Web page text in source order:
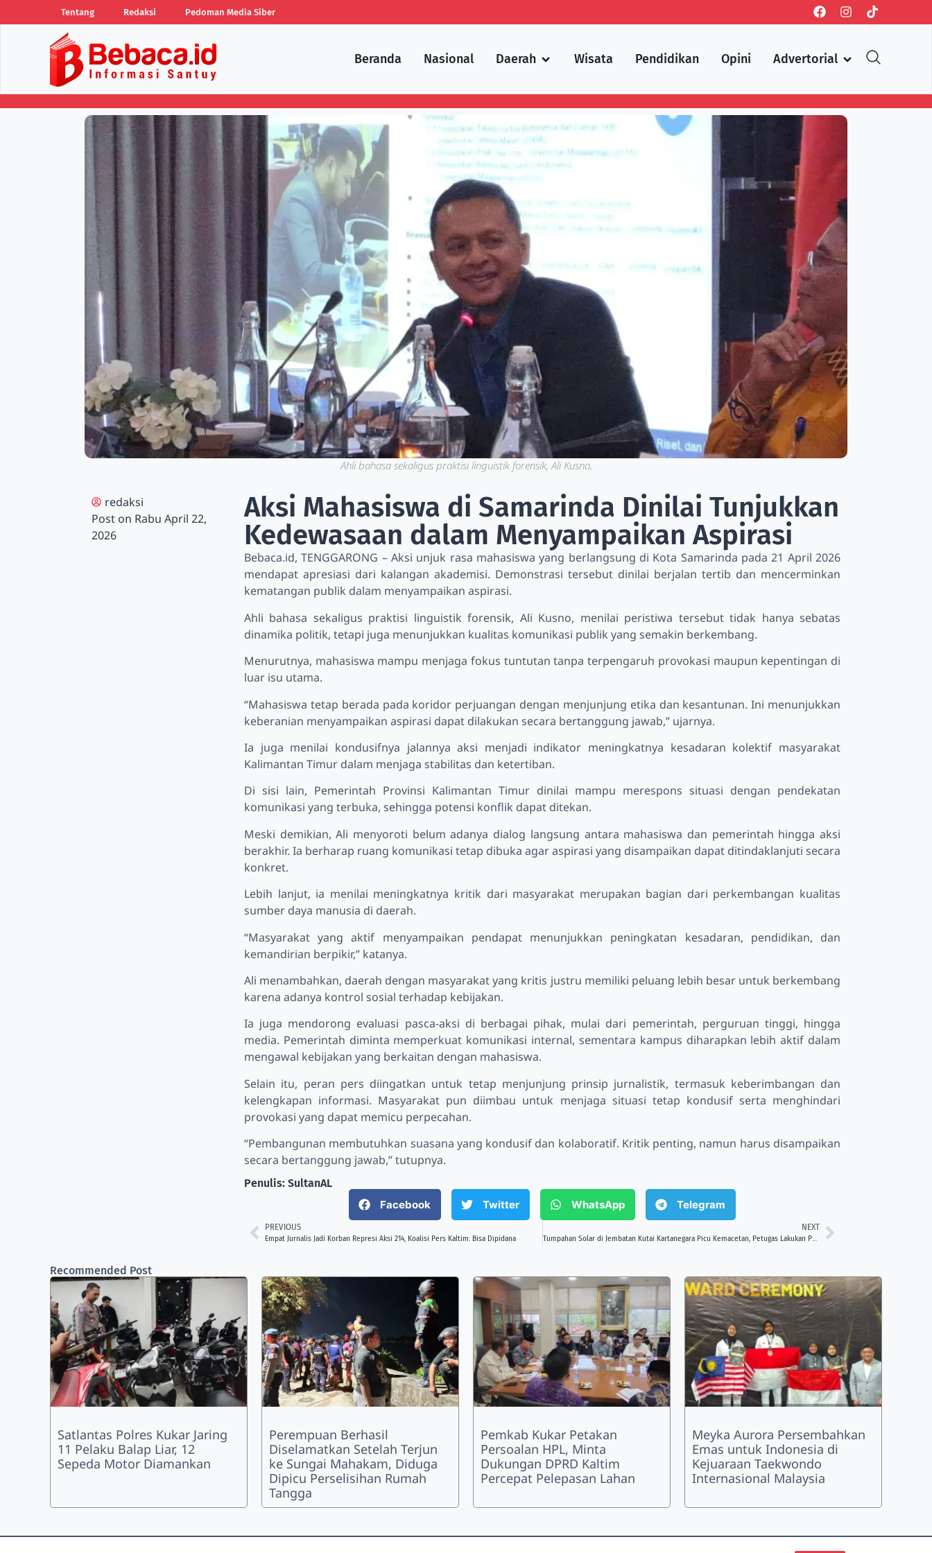
Tentang Redaksi Pedoman Media Siber
Beranda Nasional Daerah Wisata Pendidikan Opini Advertorial
Ahli bahasa sekaligus praktisi linguistik forensik, Ali Kusno,
redaksi
Post on Rabu April 22,
2026
Aksi Mahasiswa di Samarinda Dinilai Tunjukkan
Kedewasaan dalam Menyampaikan Aspirasi
Bebaca.id, TENGGARONG – Aksi unjuk rasa mahasiswa yang berlangsung di Kota Samarinda pada 21 April 2026
mendapat apresiasi dari kalangan akademisi. Demonstrasi tersebut dinilai berjalan tertib dan mencerminkan
kematangan publik dalam menyampaikan aspirasi.
Ahli bahasa sekaligus praktisi linguistik forensik, Ali Kusno, menilai peristiwa tersebut tidak hanya sebatas
dinamika politik, tetapi juga menunjukkan kualitas komunikasi publik yang semakin berkembang.
Menurutnya, mahasiswa mampu menjaga fokus tuntutan tanpa terpengaruh provokasi maupun kepentingan di
luar isu utama.
“Mahasiswa tetap berada pada koridor perjuangan dengan menjunjung etika dan kesantunan. Ini menunjukkan
keberanian menyampaikan aspirasi dapat dilakukan secara bertanggung jawab,” ujarnya.
Ia juga menilai kondusifnya jalannya aksi menjadi indikator meningkatnya kesadaran kolektif masyarakat
Kalimantan Timur dalam menjaga stabilitas dan ketertiban.
Di sisi lain, Pemerintah Provinsi Kalimantan Timur dinilai mampu merespons situasi dengan pendekatan
komunikasi yang terbuka, sehingga potensi konflik dapat ditekan.
Meski demikian, Ali menyoroti belum adanya dialog langsung antara mahasiswa dan pemerintah hingga aksi
berakhir. Ia berharap ruang komunikasi tetap dibuka agar aspirasi yang disampaikan dapat ditindaklanjuti secara
konkret.
Lebih lanjut, ia menilai meningkatnya kritik dari masyarakat merupakan bagian dari perkembangan kualitas
sumber daya manusia di daerah.
“Masyarakat yang aktif menyampaikan pendapat menunjukkan peningkatan kesadaran, pendidikan, dan
kemandirian berpikir,” katanya.
Ali menambahkan, daerah dengan masyarakat yang kritis justru memiliki peluang lebih besar untuk berkembang
karena adanya kontrol sosial terhadap kebijakan.
Ia juga mendorong evaluasi pasca-aksi di berbagai pihak, mulai dari pemerintah, perguruan tinggi, hingga
media. Pemerintah diminta memperkuat komunikasi internal, sementara kampus diharapkan lebih aktif dalam
mengawal kebijakan yang berkaitan dengan mahasiswa.
Selain itu, peran pers diingatkan untuk tetap menjunjung prinsip jurnalistik, termasuk keberimbangan dan
kelengkapan informasi. Masyarakat pun diimbau untuk menjaga situasi tetap kondusif serta menghindari
provokasi yang dapat memicu perpecahan.
“Pembangunan membutuhkan suasana yang kondusif dan kolaboratif. Kritik penting, namun harus disampaikan
secara bertanggung jawab,” tutupnya.
Penulis: SultanAL
Facebook
Twitter WhatsApp Telegram
PREVIOUS
Empat Jurnalis Jadi Korban Represi Aksi 214, Koalisi Pers Kaltim: Bisa Dipidana
NEXT
Tumpahan Solar di Jembatan Kutai Kartanegara Picu Kemacetan, Petugas Lakukan Pembersihan Cepat
Recommended Post
Satlantas Polres Kukar Jaring
11 Pelaku Balap Liar, 12
Sepeda Motor Diamankan
Perempuan Berhasil
Diselamatkan Setelah Terjun
ke Sungai Mahakam, Diduga
Dipicu Perselisihan Rumah
Tangga
Pemkab Kukar Petakan
Persoalan HPL, Minta
Dukungan DPRD Kaltim
Percepat Pelepasan Lahan
Meyka Aurora Persembahkan
Emas untuk Indonesia di
Kejuaraan Taekwondo
Internasional Malaysia